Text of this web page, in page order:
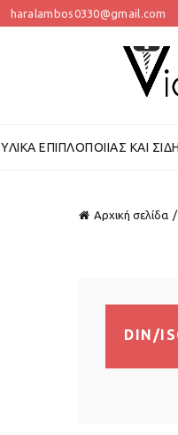
haralambos0330@gmail.com
ΥΛΙΚΆ ΕΠΙΠΛΟΠΟΙΊΑΣ ΚΑΙ
Αρχική σελίδα
DIN/